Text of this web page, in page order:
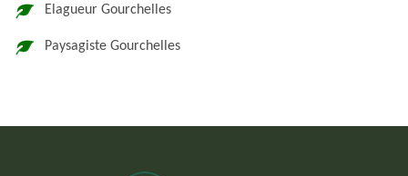
Elagueur Gourchelles
Paysagiste Gourchelles